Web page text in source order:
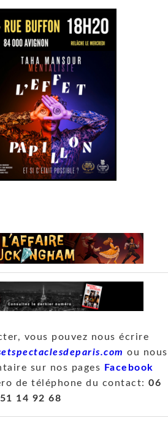
vous pouvez nous écrire
ou nous
sur nos pages
Facebook
de téléphone du contact: 06
51 14 92 68